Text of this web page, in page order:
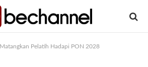
Pelatih Hadapi PON 2028